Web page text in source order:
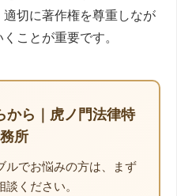
切に著作権を尊重しなが
ことが重要です。
から｜虎ノ門法律特
所
ルでお悩みの方は、まず
談ください。